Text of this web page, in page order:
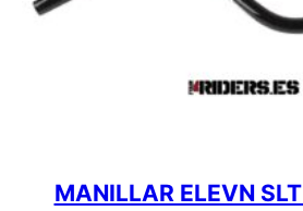
MANILLAR ELEVN